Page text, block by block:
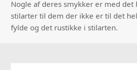
Nogle af deres smykker er med det
stilarter til dem der ikke er til det
fylde og det rustikke i stilarten.